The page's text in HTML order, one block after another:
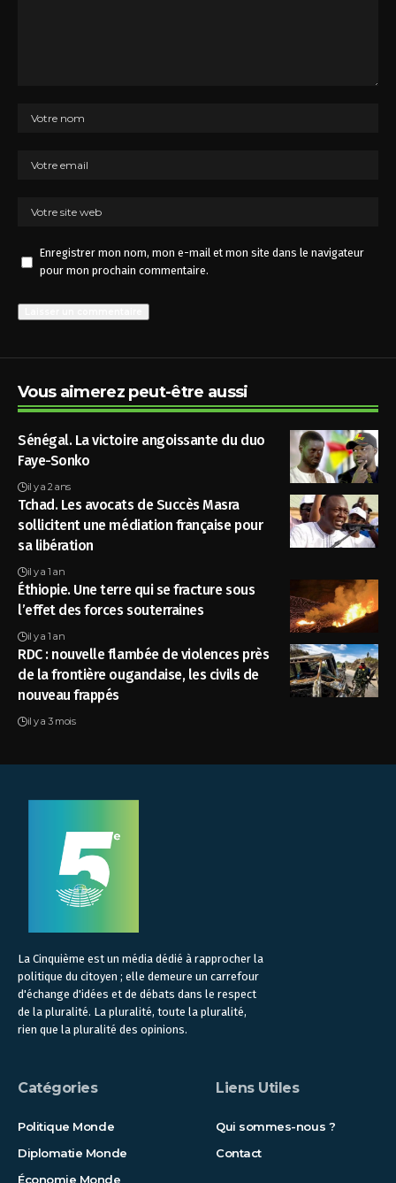
Enregistrer mon nom, mon e-mail et mon site dans le navigateur
pour mon prochain commentaire.
Vous aimerez peut-être aussi
Sénégal. La victoire angoissante du duo
Faye-Sonko
il y a 2 ans
Tchad. Les avocats de Succès Masra
sollicitent une médiation française pour
sa libération
il y a 1 an
Éthiopie. Une terre qui se fracture sous
l’effet des forces souterraines
il y a 1 an
RDC : nouvelle flambée de violences près
de la frontière ougandaise, les civils de
nouveau frappés
il y a 3 mois
La Cinquième est un média dédié à rapprocher la
politique du citoyen ; elle demeure un carrefour
d'échange d'idées et de débats dans le respect
de la pluralité. La pluralité, toute la pluralité,
rien que la pluralité des opinions.
Catégories
Politique Monde
Diplomatie Monde
Économie Monde
Liens Utiles
Qui sommes-nous ?
Contact